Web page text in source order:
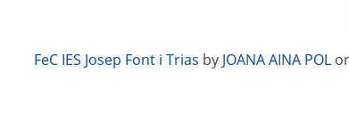
FeC IES Josep Font i Trias by JOANA AINA POL